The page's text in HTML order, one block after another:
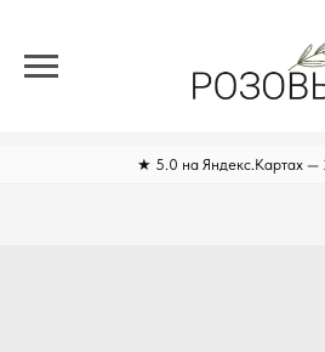
★ 5.0 на Яндекс.Картах —